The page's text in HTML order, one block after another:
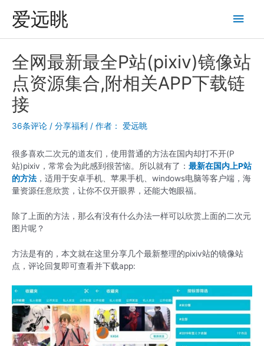
爱远眺
主
菜
单
全网最新最全P站(pixiv)镜像站
点资源集合,附相关APP下载链
接
36条评论 / 分享福利 / 作者： 爱远眺
很多喜欢二次元的道友们，使用普通的方法在国内却打不开(P
站)pixiv，常常会为此感到很苦恼。所以就有了： 最新在国内上P站
的方法 ，适用于安卓手机、苹果手机、windows电脑等客户端，海
量资源任意欣赏，让你不仅开眼界，还能大饱眼福。
除了上面的方法，那么有没有什么办法一样可以欣赏上面的二次元
图片呢？
方法是有的，本文就在这里分享几个最新整理的pixiv站的镜像站
点，评论回复即可查看并下载app: